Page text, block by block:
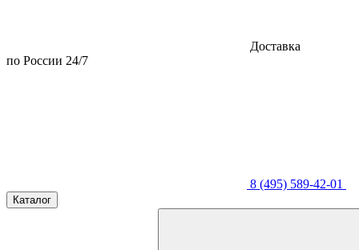
Доставка
по России 24/7
8 (495) 589-42-01
Каталог